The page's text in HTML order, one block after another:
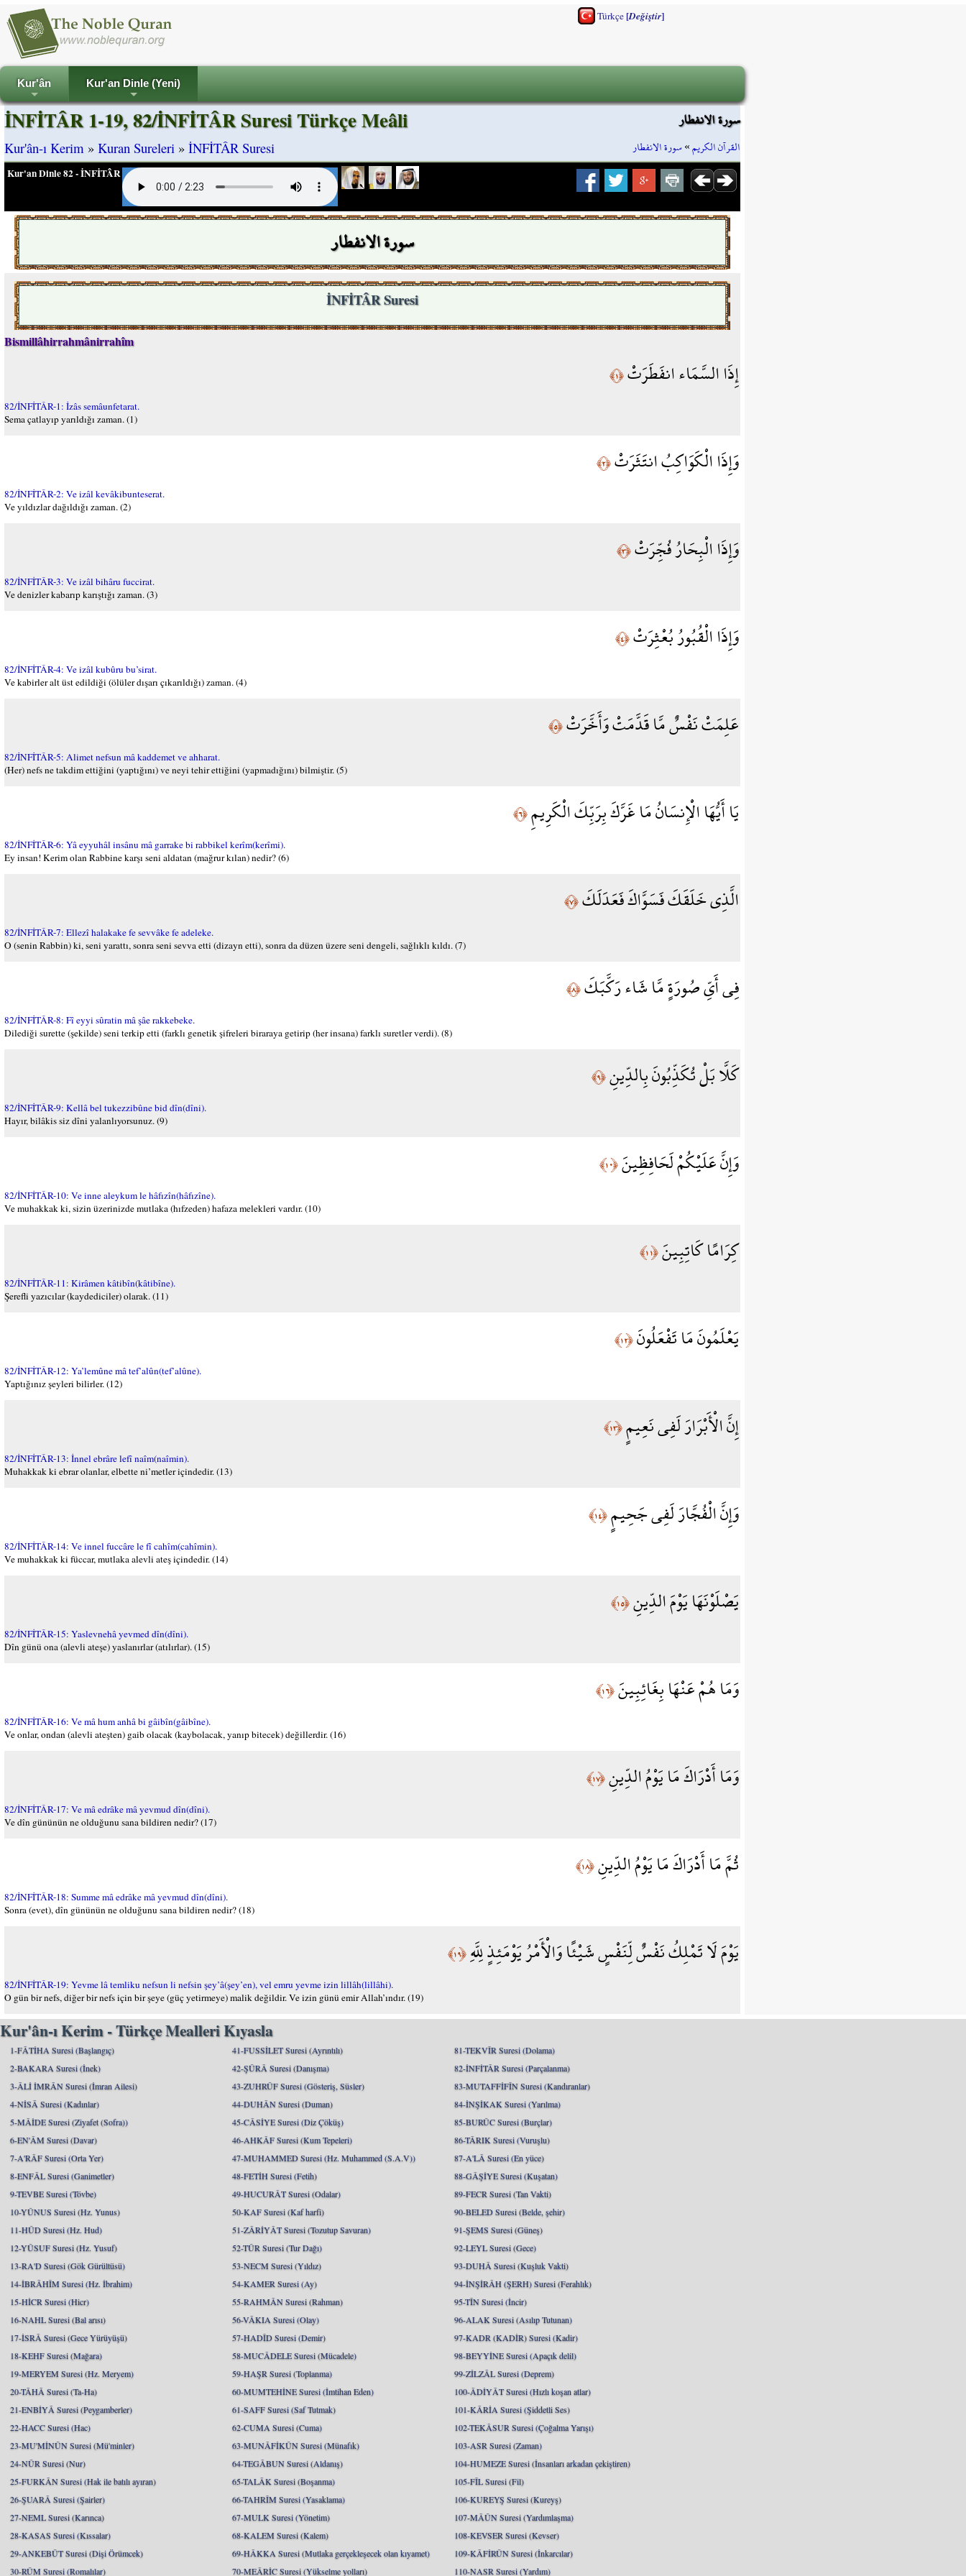
Türkçe[Değiştir]
+
Kur'ân
+
Kur'an Dinle (Yeni)
سورة الانفطار
القرآن الكريم»سورة الانفطار
İNFİTÂR 1-19, 82/İNFİTÂR Suresi Türkçe Meâli
Kur'ân-ı Kerim » Kuran Sureleri » İNFİTÂR Suresi
Kur'an Dinle 82 - İNFİTÂR
سورة الانفطار
İNFİTÂR Suresi
Bismillâhirrahmânirrahîm
إِذَا السَّمَاء انفَطَرَتْ﴿١﴾
82/İNFİTÂR-1: İzâs semâunfetarat.
Sema çatlayıp yarıldığı zaman. (1)
وَإِذَا الْكَوَاكِبُ انتَثَرَتْ﴿٢﴾
82/İNFİTÂR-2: Ve izâl kevâkibunteserat.
Ve yıldızlar dağıldığı zaman. (2)
وَإِذَا الْبِحَارُ فُجِّرَتْ﴿٣﴾
82/İNFİTÂR-3: Ve izâl bihâru fuccirat.
Ve denizler kabarıp karıştığı zaman. (3)
وَإِذَا الْقُبُورُ بُعْثِرَتْ﴿٤﴾
82/İNFİTÂR-4: Ve izâl kubûru bu’sirat.
Ve kabirler alt üst edildiği (ölüler dışarı çıkarıldığı) zaman. (4)
عَلِمَتْ نَفْسٌ مَّا قَدَّمَتْ وَأَخَّرَتْ﴿٥﴾
82/İNFİTÂR-5: Alimet nefsun mâ kaddemet ve ahharat.
(Her) nefs ne takdim ettiğini (yaptığını) ve neyi tehir ettiğini (yapmadığını) bilmiştir. (5)
يَا أَيُّهَا الْإِنسَانُ مَا غَرَّكَ بِرَبِّكَ الْكَرِيمِ﴿٦﴾
82/İNFİTÂR-6: Yâ eyyuhâl insânu mâ garrake bi rabbikel kerîm(kerîmi).
Ey insan! Kerim olan Rabbine karşı seni aldatan (mağrur kılan) nedir? (6)
الَّذِي خَلَقَكَ فَسَوَّاكَ فَعَدَلَكَ﴿٧﴾
82/İNFİTÂR-7: Ellezî halakake fe sevvâke fe adeleke.
O (senin Rabbin) ki, seni yarattı, sonra seni sevva etti (dizayn etti), sonra da düzen üzere seni dengeli, sağlıklı kıldı. (7)
فِي أَيِّ صُورَةٍ مَّا شَاء رَكَّبَكَ﴿٨﴾
82/İNFİTÂR-8: Fî eyyi sûratin mâ şâe rakkebeke.
Dilediği surette (şekilde) seni terkip etti (farklı genetik şifreleri biraraya getirip (her insana) farklı suretler verdi). (8)
كَلَّا بَلْ تُكَذِّبُونَ بِالدِّينِ﴿٩﴾
82/İNFİTÂR-9: Kellâ bel tukezzibûne bid dîn(dîni).
Hayır, bilâkis siz dîni yalanlıyorsunuz. (9)
وَإِنَّ عَلَيْكُمْ لَحَافِظِينَ﴿١٠﴾
82/İNFİTÂR-10: Ve inne aleykum le hâfızîn(hâfızîne).
Ve muhakkak ki, sizin üzerinizde mutlaka (hıfzeden) hafaza melekleri vardır. (10)
كِرَامًا كَاتِبِينَ﴿١١﴾
82/İNFİTÂR-11: Kirâmen kâtibîn(kâtibîne).
Şerefli yazıcılar (kaydediciler) olarak. (11)
يَعْلَمُونَ مَا تَفْعَلُونَ﴿١٢﴾
82/İNFİTÂR-12: Ya’lemûne mâ tef’alûn(tef’alûne).
Yaptığınız şeyleri bilirler. (12)
إِنَّ الْأَبْرَارَ لَفِي نَعِيمٍ﴿١٣﴾
82/İNFİTÂR-13: İnnel ebrâre lefî naîm(naîmin).
Muhakkak ki ebrar olanlar, elbette ni’metler içindedir. (13)
وَإِنَّ الْفُجَّارَ لَفِي جَحِيمٍ﴿١٤﴾
82/İNFİTÂR-14: Ve innel fuccâre le fî cahîm(cahîmin).
Ve muhakkak ki füccar, mutlaka alevli ateş içindedir. (14)
يَصْلَوْنَهَا يَوْمَ الدِّينِ﴿١٥﴾
82/İNFİTÂR-15: Yaslevnehâ yevmed dîn(dîni).
Dîn günü ona (alevli ateşe) yaslanırlar (atılırlar). (15)
وَمَا هُمْ عَنْهَا بِغَائِبِينَ﴿١٦﴾
82/İNFİTÂR-16: Ve mâ hum anhâ bi gâibîn(gâibîne).
Ve onlar, ondan (alevli ateşten) gaib olacak (kaybolacak, yanıp bitecek) değillerdir. (16)
وَمَا أَدْرَاكَ مَا يَوْمُ الدِّينِ﴿١٧﴾
82/İNFİTÂR-17: Ve mâ edrâke mâ yevmud dîn(dîni).
Ve dîn gününün ne olduğunu sana bildiren nedir? (17)
ثُمَّ مَا أَدْرَاكَ مَا يَوْمُ الدِّينِ﴿١٨﴾
82/İNFİTÂR-18: Summe mâ edrâke mâ yevmud dîn(dîni).
Sonra (evet), dîn gününün ne olduğunu sana bildiren nedir? (18)
يَوْمَ لَا تَمْلِكُ نَفْسٌ لِّنَفْسٍ شَيْئًا وَالْأَمْرُ يَوْمَئِذٍ لِلَّهِ﴿١٩﴾
82/İNFİTÂR-19: Yevme lâ temliku nefsun li nefsin şey’â(şey’en), vel emru yevme izin lillâh(lillâhi).
O gün bir nefs, diğer bir nefs için bir şeye (güç yetirmeye) malik değildir. Ve izin günü emir Allah’ındır. (19)
Kur'ân-ı Kerim - Türkçe Mealleri Kıyasla
1-FÂTİHA Suresi (Başlangıç)
2-BAKARA Suresi (İnek)
3-ÂLİ İMRÂN Suresi (İmran Ailesi)
4-NİSÂ Suresi (Kadınlar)
5-MÂİDE Suresi (Ziyafet (Sofra))
6-EN'ÂM Suresi (Davar)
7-A'RÂF Suresi (Orta Yer)
8-ENFÂL Suresi (Ganimetler)
9-TEVBE Suresi (Tövbe)
10-YÛNUS Suresi (Hz. Yunus)
11-HÛD Suresi (Hz. Hud)
12-YÛSUF Suresi (Hz. Yusuf)
13-RA'D Suresi (Gök Gürültüsü)
14-İBRÂHÎM Suresi (Hz. İbrahim)
15-HİCR Suresi (Hicr)
16-NAHL Suresi (Bal arısı)
17-İSRÂ Suresi (Gece Yürüyüşü)
18-KEHF Suresi (Mağara)
19-MERYEM Suresi (Hz. Meryem)
20-TÂHÂ Suresi (Ta-Ha)
21-ENBİYÂ Suresi (Peygamberler)
22-HACC Suresi (Hac)
23-MU'MİNÛN Suresi (Mü'minler)
24-NÛR Suresi (Nur)
25-FURKÂN Suresi (Hak ile batılı ayıran)
26-ŞUARÂ Suresi (Şairler)
27-NEML Suresi (Karınca)
28-KASAS Suresi (Kıssalar)
29-ANKEBÛT Suresi (Dişi Örümcek)
30-RÛM Suresi (Romalılar)
41-FUSSİLET Suresi (Ayrıntılı)
42-ŞÛRÂ Suresi (Danışma)
43-ZUHRÛF Suresi (Gösteriş, Süsler)
44-DUHÂN Suresi (Duman)
45-CÂSİYE Suresi (Diz Çöküş)
46-AHKÂF Suresi (Kum Tepeleri)
47-MUHAMMED Suresi (Hz. Muhammed (S.A.V))
48-FETİH Suresi (Fetih)
49-HUCURÂT Suresi (Odalar)
50-KAF Suresi (Kaf harfi)
51-ZÂRİYÂT Suresi (Tozutup Savuran)
52-TÛR Suresi (Tur Dağı)
53-NECM Suresi (Yıldız)
54-KAMER Suresi (Ay)
55-RAHMÂN Suresi (Rahman)
56-VÂKIA Suresi (Olay)
57-HADÎD Suresi (Demir)
58-MUCÂDELE Suresi (Mücadele)
59-HAŞR Suresi (Toplanma)
60-MUMTEHİNE Suresi (İmtihan Eden)
61-SAFF Suresi (Saf Tutmak)
62-CUMA Suresi (Cuma)
63-MUNÂFİKÛN Suresi (Münafık)
64-TEGÂBUN Suresi (Aldanış)
65-TALÂK Suresi (Boşanma)
66-TAHRÎM Suresi (Yasaklama)
67-MULK Suresi (Yönetim)
68-KALEM Suresi (Kalem)
69-HÂKKA Suresi (Mutlaka gerçekleşecek olan kıyamet)
70-MEÂRİC Suresi (Yükselme yolları)
81-TEKVÎR Suresi (Dolama)
82-İNFİTÂR Suresi (Parçalanma)
83-MUTAFFİFÎN Suresi (Kandıranlar)
84-İNŞİKAK Suresi (Yarılma)
85-BURÛC Suresi (Burçlar)
86-TÂRIK Suresi (Vuruşlu)
87-A'LÂ Suresi (En yüce)
88-GÂŞİYE Suresi (Kuşatan)
89-FECR Suresi (Tan Vakti)
90-BELED Suresi (Belde, şehir)
91-ŞEMS Suresi (Güneş)
92-LEYL Suresi (Gece)
93-DUHÂ Suresi (Kuşluk Vakti)
94-İNŞİRÂH (ŞERH) Suresi (Ferahlık)
95-TÎN Suresi (İncir)
96-ALAK Suresi (Asılıp Tutunan)
97-KADR (KADİR) Suresi (Kadir)
98-BEYYİNE Suresi (Apaçık delil)
99-ZİLZÂL Suresi (Deprem)
100-ÂDİYÂT Suresi (Hızlı koşan atlar)
101-KÂRİA Suresi (Şiddetli Ses)
102-TEKÂSUR Suresi (Çoğalma Yarışı)
103-ASR Suresi (Zaman)
104-HUMEZE Suresi (İnsanları arkadan çekiştiren)
105-FÎL Suresi (Fil)
106-KUREYŞ Suresi (Kureyş)
107-MÂÛN Suresi (Yardımlaşma)
108-KEVSER Suresi (Kevser)
109-KÂFİRÛN Suresi (İnkarcılar)
110-NASR Suresi (Yardım)